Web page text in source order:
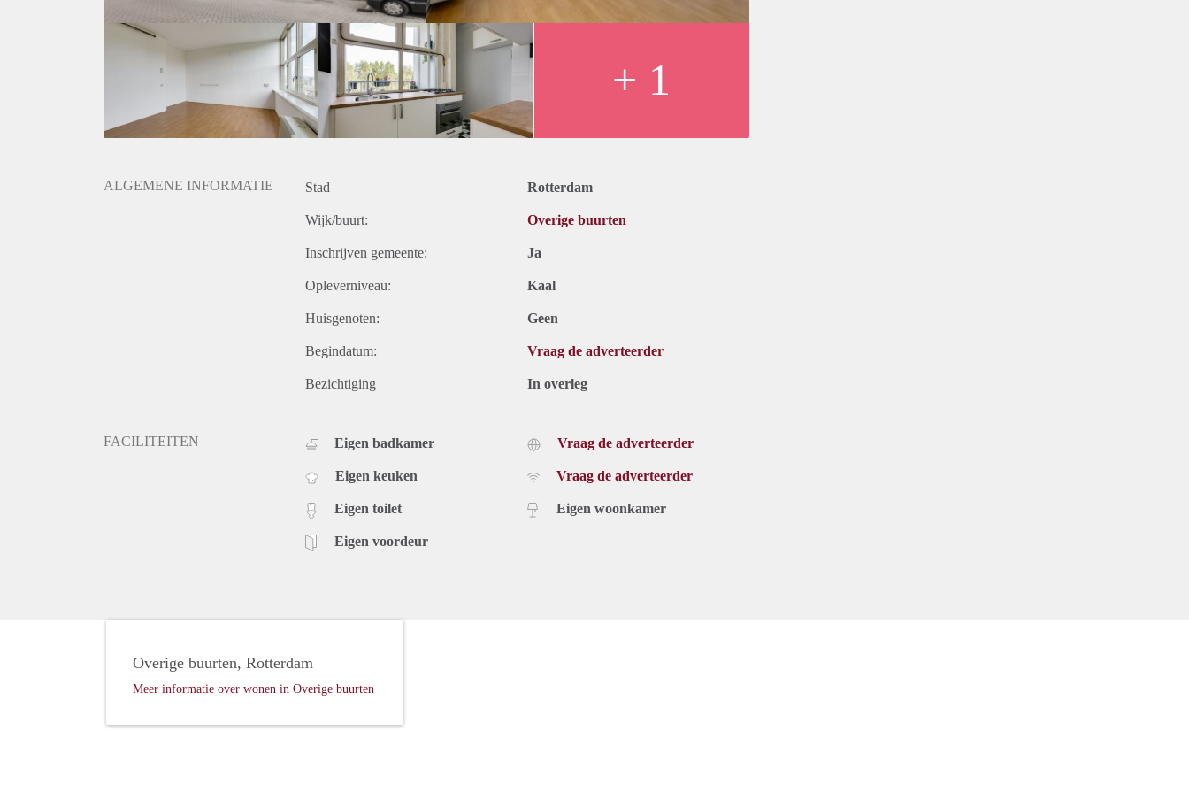
+ 1
ALGEMENE INFORMATIE Stad Rotterdam
Wijk/buurt: Overige buurten
Inschrijven gemeente: Ja
Opleverniveau: Kaal
Huisgenoten: Geen
Begindatum: Vraag de adverteerder
Bezichtiging In overleg
FACILITEITEN Eigen badkamer
Eigen keuken
Eigen toilet
Eigen voordeur
Vraag de adverteerder
Vraag de adverteerder
Eigen woonkamer
Overige buurten, Rotterdam
Meer informatie over wonen in Overige buurten